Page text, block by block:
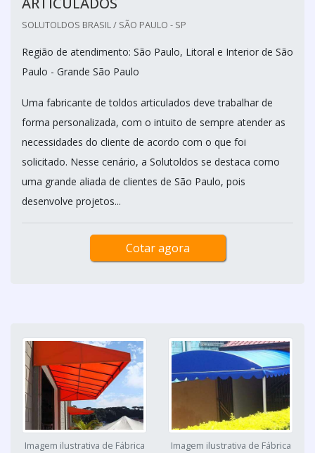
SOLUTOLDOS BRASIL / SÃO PAULO - SP
Região de atendimento: São Paulo, Litoral e Interior de São
Paulo - Grande São Paulo
Uma fabricante de toldos articulados deve trabalhar de
forma personalizada, com o intuito de sempre atender as
necessidades do cliente de acordo com o que foi
solicitado. Nesse cenário, a Solutoldos se destaca como
uma grande aliada de clientes de São Paulo, pois
desenvolve projetos...
Cotar agora
Imagem ilustrativa de Fábrica
Imagem ilustrativa de Fábrica